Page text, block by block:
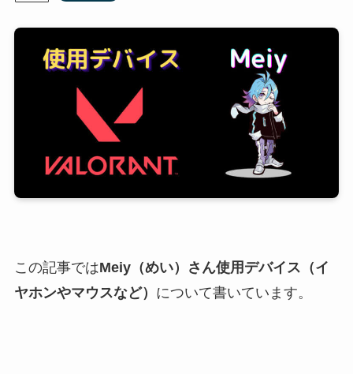
この記事ではMeiy（めい）さん使用デバイス（イ
ヤホンやマウスなど） について書いています。